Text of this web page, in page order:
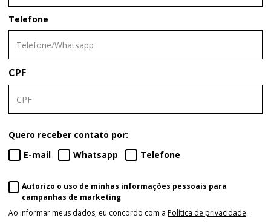
Telefone
CPF
Quero receber contato por:
E-mail
Whatsapp Telefone
Autorizo o uso de minhas informações pessoais para
campanhas de marketing
Ao informar meus dados, eu concordo com a Política de privacidade.